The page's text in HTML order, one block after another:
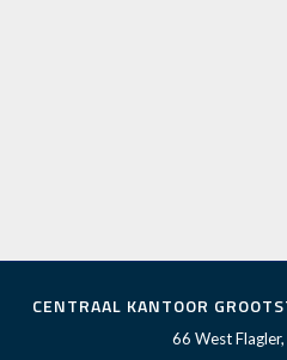
CENTRAAL KANTOOR
66 West